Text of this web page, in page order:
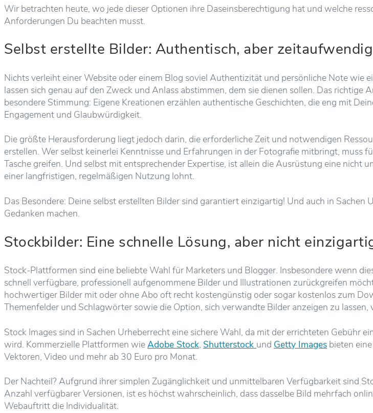
Wir betrachten heute, wo jede dieser Optionen ihre Daseinsberechtigung hat und welche
Anforderungen Du beachten musst.
Selbst erstellte Bilder: Authentisch, aber zeitaufwendig
Nichts verleiht einer Website oder einem Blog soviel Authentizität und persönliche Note wie
lassen sich genau auf den Zweck und Anlass abstimmen, dem sie dienen sollen. Das richtige
besondere Stimmung: Eigene Kreationen erzählen authentische Geschichten, die eng mit
Engagement und Glaubwürdigkeit.
Die größte Herausforderung liegt jedoch darin, die erforderliche Zeit und notwendigen
erstellen. Wer selbst keinerlei Kenntnisse und Erfahrungen in der Fotografie mitbringt, muss
Tasche greifen. Und selbst mit entsprechender Expertise, ist allein die Ausrüstung eine nicht
einer langfristigen, regelmäßigen Nutzung lohnt.
Das Besondere: Deine selbst erstellten Bilder sind garantiert einzigartig! Und auch in Sachen
Gedanken machen.
Stockbilder: Eine schnelle Lösung, aber nicht
Stock-Plattformen sind eine beliebte Wahl für Marketers und Blogger. Insbesondere wenn
schnell verfügbare, professionell aufgenommene Bilder und Illustrationen zurückgreifen
hochwertiger Bilder mit oder ohne Abo oft recht kostengünstig oder sogar kostenlos zum
Themenfelder und Schlagwörter sowie die Option, sich verwandte Bilder anzeigen zu lassen,
Stock Images sind in Sachen Urheberrecht eine sichere Wahl, da mit der errichteten Gebühr
wird. Kommerzielle Plattformen wieAdobe Stock, Shutterstock und Getty Images bieten
Vektoren, Video und mehr ab 30 Euro pro Monat​​.
Der Nachteil? Aufgrund ihrer simplen Zugänglichkeit und unmittelbaren Verfügbarkeit sind
Anzahl verfügbarer Versionen, ist es höchst wahrscheinlich, dass dasselbe Bild mehrfach
Webauftritt die Individualität.